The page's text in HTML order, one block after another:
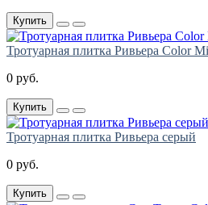
Купить
Тротуарная плитка Ривьера Color
0 руб.
Купить
Тротуарная плитка Ривьера серый
0 руб.
Купить